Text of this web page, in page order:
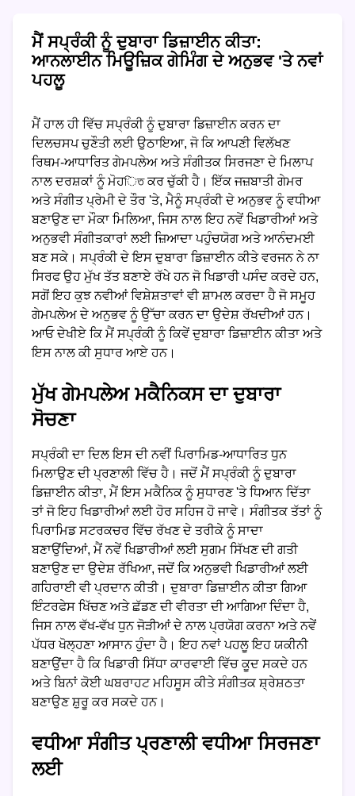
ਮੈਂ ਸਪ੍ਰੰਕੀ ਨੂੰ ਦੁਬਾਰਾ ਡਿਜ਼ਾਈਨ ਕੀਤਾ:
ਆਨਲਾਈਨ ਮਿਊਜ਼ਿਕ ਗੇਮਿੰਗ ਦੇ ਅਨੁਭਵ 'ਤੇ ਨਵਾਂ
ਪਹਲੂ
ਮੈਂ ਹਾਲ ਹੀ ਵਿੱਚ ਸਪ੍ਰੰਕੀ ਨੂੰ ਦੁਬਾਰਾ ਡਿਜ਼ਾਈਨ ਕਰਨ ਦਾ
ਦਿਲਚਸਪ ਚੁਣੌਤੀ ਲਈ ਉਠਾਇਆ, ਜੋ ਕਿ ਆਪਣੀ ਵਿਲੱਖਣ
ਰਿਥਮ-ਆਧਾਰਿਤ ਗੇਮਪਲੇਅ ਅਤੇ ਸੰਗੀਤਕ ਸਿਰਜਣਾ ਦੇ ਮਿਲਾਪ
ਨਾਲ ਦਰਸ਼ਕਾਂ ਨੂੰ ਮੋਹিত ਕਰ ਚੁੱਕੀ ਹੈ। ਇੱਕ ਜਜ਼ਬਾਤੀ ਗੇਮਰ
ਅਤੇ ਸੰਗੀਤ ਪ੍ਰੇਮੀ ਦੇ ਤੌਰ 'ਤੇ, ਮੈਨੂੰ ਸਪ੍ਰੰਕੀ ਦੇ ਅਨੁਭਵ ਨੂੰ ਵਧੀਆ
ਬਣਾਉਣ ਦਾ ਮੌਕਾ ਮਿਲਿਆ, ਜਿਸ ਨਾਲ ਇਹ ਨਵੇਂ ਖਿਡਾਰੀਆਂ ਅਤੇ
ਅਨੁਭਵੀ ਸੰਗੀਤਕਾਰਾਂ ਲਈ ਜ਼ਿਆਦਾ ਪਹੁੰਚਯੋਗ ਅਤੇ ਆਨੰਦਮਈ
ਬਣ ਸਕੇ। ਸਪ੍ਰੰਕੀ ਦੇ ਇਸ ਦੁਬਾਰਾ ਡਿਜ਼ਾਈਨ ਕੀਤੇ ਵਰਜਨ ਨੇ ਨਾ
ਸਿਰਫ ਉਹ ਮੁੱਖ ਤੱਤ ਬਣਾਏ ਰੱਖੇ ਹਨ ਜੋ ਖਿਡਾਰੀ ਪਸੰਦ ਕਰਦੇ ਹਨ,
ਸਗੋਂ ਇਹ ਕੁਝ ਨਵੀਆਂ ਵਿਸ਼ੇਸ਼ਤਾਵਾਂ ਵੀ ਸ਼ਾਮਲ ਕਰਦਾ ਹੈ ਜੋ ਸਮੂਹ
ਗੇਮਪਲੇਅ ਦੇ ਅਨੁਭਵ ਨੂੰ ਉੱਚਾ ਕਰਨ ਦਾ ਉਦੇਸ਼ ਰੱਖਦੀਆਂ ਹਨ।
ਆਓ ਦੇਖੀਏ ਕਿ ਮੈਂ ਸਪ੍ਰੰਕੀ ਨੂੰ ਕਿਵੇਂ ਦੁਬਾਰਾ ਡਿਜ਼ਾਈਨ ਕੀਤਾ ਅਤੇ
ਇਸ ਨਾਲ ਕੀ ਸੁਧਾਰ ਆਏ ਹਨ।
ਮੁੱਖ ਗੇਮਪਲੇਅ ਮਕੈਨਿਕਸ ਦਾ ਦੁਬਾਰਾ
ਸੋਚਣਾ
ਸਪ੍ਰੰਕੀ ਦਾ ਦਿਲ ਇਸ ਦੀ ਨਵੀਂ ਪਿਰਾਮਿਡ-ਆਧਾਰਿਤ ਧੁਨ
ਮਿਲਾਉਣ ਦੀ ਪ੍ਰਣਾਲੀ ਵਿੱਚ ਹੈ। ਜਦੋਂ ਮੈਂ ਸਪ੍ਰੰਕੀ ਨੂੰ ਦੁਬਾਰਾ
ਡਿਜ਼ਾਈਨ ਕੀਤਾ, ਮੈਂ ਇਸ ਮਕੈਨਿਕ ਨੂੰ ਸੁਧਾਰਣ 'ਤੇ ਧਿਆਨ ਦਿੱਤਾ
ਤਾਂ ਜੋ ਇਹ ਖਿਡਾਰੀਆਂ ਲਈ ਹੋਰ ਸਹਿਜ ਹੋ ਜਾਵੇ। ਸੰਗੀਤਕ ਤੱਤਾਂ ਨੂੰ
ਪਿਰਾਮਿਡ ਸਟਰਕਚਰ ਵਿੱਚ ਰੱਖਣ ਦੇ ਤਰੀਕੇ ਨੂੰ ਸਾਦਾ
ਬਣਾਉਂਦਿਆਂ, ਮੈਂ ਨਵੇਂ ਖਿਡਾਰੀਆਂ ਲਈ ਸੁਗਮ ਸਿੱਖਣ ਦੀ ਗਤੀ
ਬਣਾਉਣ ਦਾ ਉਦੇਸ਼ ਰੱਖਿਆ, ਜਦੋਂ ਕਿ ਅਨੁਭਵੀ ਖਿਡਾਰੀਆਂ ਲਈ
ਗਹਿਰਾਈ ਵੀ ਪ੍ਰਦਾਨ ਕੀਤੀ। ਦੁਬਾਰਾ ਡਿਜ਼ਾਈਨ ਕੀਤਾ ਗਿਆ
ਇੰਟਰਫੇਸ ਖਿੱਚਣ ਅਤੇ ਛੱਡਣ ਦੀ ਵੀਰਤਾ ਦੀ ਆਗਿਆ ਦਿੰਦਾ ਹੈ,
ਜਿਸ ਨਾਲ ਵੱਖ-ਵੱਖ ਧੁਨ ਜੋੜੀਆਂ ਦੇ ਨਾਲ ਪ੍ਰਯੋਗ ਕਰਨਾ ਅਤੇ ਨਵੇਂ
ਪੱਧਰ ਖੋਲ੍ਹਣਾ ਆਸਾਨ ਹੁੰਦਾ ਹੈ। ਇਹ ਨਵਾਂ ਪਹਲੂ ਇਹ ਯਕੀਨੀ
ਬਣਾਉਂਦਾ ਹੈ ਕਿ ਖਿਡਾਰੀ ਸਿੱਧਾ ਕਾਰਵਾਈ ਵਿੱਚ ਕੂਦ ਸਕਦੇ ਹਨ
ਅਤੇ ਬਿਨਾਂ ਕੋਈ ਘਬਰਾਹਟ ਮਹਿਸੂਸ ਕੀਤੇ ਸੰਗੀਤਕ ਸ਼੍ਰੇਸ਼ਠਤਾ
ਬਣਾਉਣ ਸ਼ੁਰੂ ਕਰ ਸਕਦੇ ਹਨ।
ਵਧੀਆ ਸੰਗੀਤ ਪ੍ਰਣਾਲੀ ਵਧੀਆ ਸਿਰਜਣਾ
ਲਈ